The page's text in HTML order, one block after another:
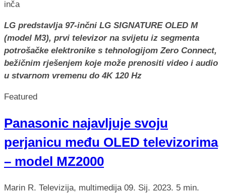
LG predstavlja 97-inčni LG SIGNATURE OLED M
(model M3), prvi televizor na svijetu iz segmenta
potrošačke elektronike s tehnologijom Zero Connect,
bežičnim rješenjem koje može prenositi video i audio
u stvarnom vremenu do 4K 120 Hz
Featured
Panasonic najavljuje svoju
perjanicu među OLED televizorima
– model MZ2000
Marin R. Televizija, multimedija 09. Sij. 2023. 5 min.